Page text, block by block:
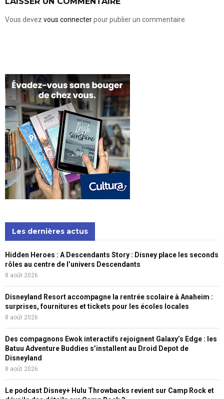
Vous devez vous connecterpour publier un commentaire.
Les dernières actus
Hidden Heroes : A Descendants Story : Disney place les seconds
rôles au centre de l’univers Descendants
8 août 2026
Disneyland Resort accompagne la rentrée scolaire à Anaheim :
surprises, fournitures et tickets pour les écoles locales
8 août 2026
Des compagnons Ewok interactifs rejoignent Galaxy’s Edge : les
Batuu Adventure Buddies s’installent au Droid Depot de
Disneyland
8 août 2026
Le podcast Disney+ Hulu Throwbacks revient sur Camp Rock et